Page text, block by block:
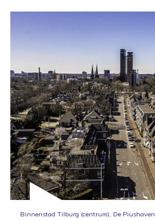
Binnenstad Tilburg (centrum), De